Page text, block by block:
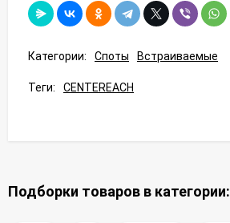
Категории: Споты Встраиваемые
Теги: CENTEREACH
Подборки товаров в категории: